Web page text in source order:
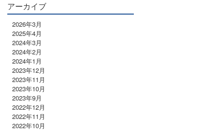
アーカイブ
2026年3月
2025年4月
2024年3月
2024年2月
2024年1月
2023年12月
2023年11月
2023年10月
2023年9月
2022年12月
2022年11月
2022年10月